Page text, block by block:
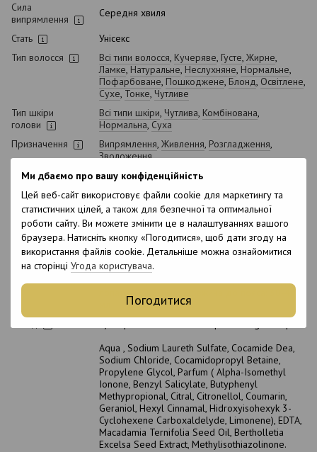
Ми дбаємо про вашу конфіденційність
Цей веб-сайт використовує файли cookie для маркетингу та
статистичних цілей, а також для безпечної та оптимальної
роботи сайту. Ви можете змінити це в налаштуваннях вашого
браузера. Натисніть кнопку «Погодитися», щоб дати згоду на
використання файлів cookie. Детальніше можна ознайомитися
на сторінці Угода користувача.
Погодитися
Сила
випрямлення
Середня хвиля
Стать
Унісекс
Тип волосся
Всі типи волосся, Кучеряве, Густе, Жирне,
Ламке, Натуральне, Неслухняне, Нормальне,
Пофарбоване, Пошкоджене, Блонд, Освітлене,
Сухе, Тонке, Чутливе
Тип шкіри
голови
Всі типи шкіри, Чутлива, Комбінована,
Нормальна, Суха
Призначення
Випрямлення, Живлення, Розгладження,
Зволоження
Вік
18+
Підходить для
вагітних
Ні
Термін
зберігання у
відкритому
вигляді
12 місяців
Витрата складу
Довжина до плечей: 15-20 мл; Довжина до
Aqua , Sodium Laureth Sulfate, Cocamide Dea,
Sodium Chloride, Cocamidopropyl Betaine,
Propylene Glycol, Parfum ( Alpha-Isomethyl
Ionone, Benzyl Salicylate, Butyphenyl
Methypropional, Citral, Citronellol, Coumarin,
Geraniol, Hexyl Cinnamal, Hidroxyisohexyk 3-
Cyclohexene Carboxaldelyde, Limonene), EDTA,
Macadamia Ternifolia Seed Oil, Bertholletia
Excelsa Seed Extract, Methylisothiazolinone.